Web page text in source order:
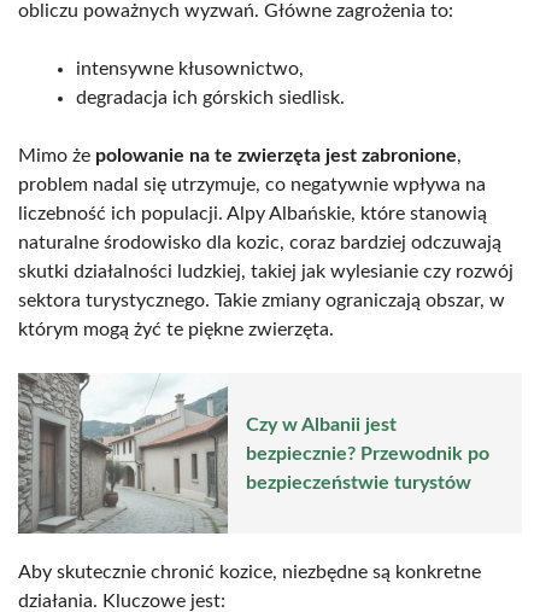
obliczu poważnych wyzwań. Główne zagrożenia to:
intensywne kłusownictwo,
degradacja ich górskich siedlisk.
Mimo że polowanie na te zwierzęta jest zabronione,
problem nadal się utrzymuje, co negatywnie wpływa na
liczebność ich populacji. Alpy Albańskie, które stanowią
naturalne środowisko dla kozic, coraz bardziej odczuwają
skutki działalności ludzkiej, takiej jak wylesianie czy rozwój
sektora turystycznego. Takie zmiany ograniczają obszar, w
którym mogą żyć te piękne zwierzęta.
Czy w Albanii jest
bezpiecznie? Przewodnik po
bezpieczeństwie turystów
Aby skutecznie chronić kozice, niezbędne są konkretne
działania. Kluczowe jest: